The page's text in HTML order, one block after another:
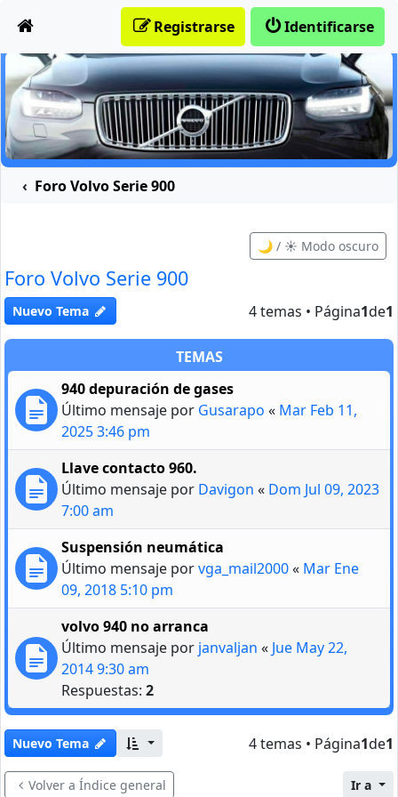
Identificarse
Registrarse
Foro Volvo Serie 900
🌙 / ☀️ Modo oscuro
Foro Volvo Serie 900
Nuevo Tema 4 temas • Página1de1
TEMAS
940 depuración de gases
Último mensaje por Gusarapo « Mar Feb 11,
2025 3:46 pm
Llave contacto 960.
Último mensaje por Davigon « Dom Jul 09, 2023
7:00 am
Suspensión neumática
Último mensaje porvga_mail2000« Mar Ene
09, 2018 5:10 pm
volvo 940 no arranca
Último mensaje por janvaljan « Jue May 22,
2014 9:30 am
Respuestas: 2
Nuevo Tema 4 temas • Página1de1
Volver a Índice general Ir a